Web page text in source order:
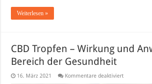
Weiterlesen »
CBD Tropfen – Wirkung und
Bereich der Gesundheit
16. März 2021 Kommentare deaktiviertfür